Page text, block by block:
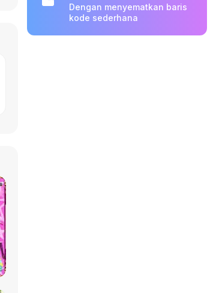
Dengan menyematkan baris
kode sederhana